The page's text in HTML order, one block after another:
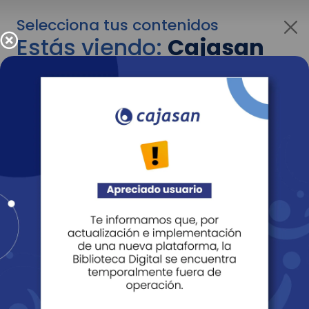
Selecciona tus contenidos
Estás viendo:Cajasan
para empresas
Para cambiar al contenido de tu interés más
adelante recuerda utilizar el menú
Entendido